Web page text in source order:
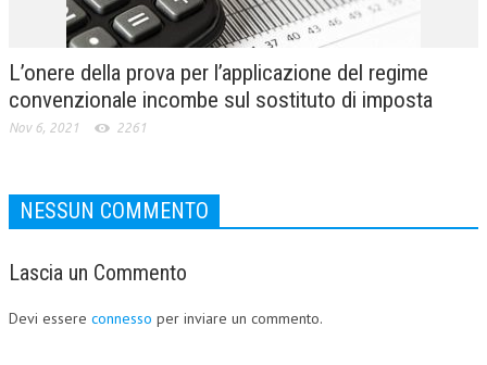
L’onere della prova per l’applicazione del regime
convenzionale incombe sul sostituto di imposta
Nov 6, 2021 2261
NESSUN COMMENTO
Lascia un Commento
Devi essere connesso per inviare un commento.